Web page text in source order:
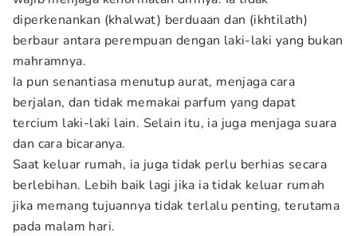
diperkenankan (khalwat) berduaan dan (ikhtilath)
berbaur antara perempuan dengan laki-laki yang bukan
mahramnya.
Ia pun senantiasa menutup aurat, menjaga cara
berjalan, dan tidak memakai parfum yang dapat
tercium laki-laki lain. Selain itu, ia juga menjaga suara
dan cara bicaranya.
Saat keluar rumah, ia juga tidak perlu berhias secara
berlebihan. Lebih baik lagi jika ia tidak keluar rumah
jika memang tujuannya tidak terlalu penting, terutama
pada malam hari.